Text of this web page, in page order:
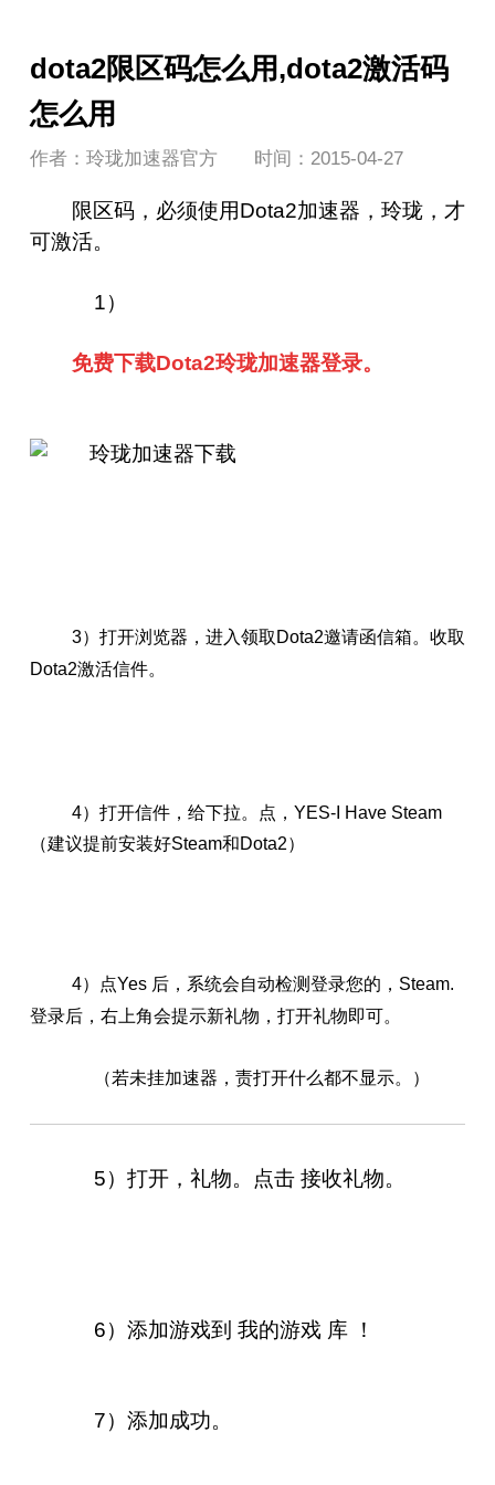
dota2限区码怎么用,dota2激活码
怎么用
作者：玲珑加速器官方 时间：2015-04-27
限区码，必须使用Dota2加速器，玲珑，才
可激活。
1）
免费下载Dota2玲珑加速器登录。
3）打开浏览器，进入领取Dota2邀请函信箱。收取
Dota2激活信件。
4）打开信件，给下拉。点，YES-I Have Steam
（建议提前安装好Steam和Dota2）
4）点Yes 后，系统会自动检测登录您的，Steam.
登录后，右上角会提示新礼物，打开礼物即可。
（若未挂加速器，责打开什么都不显示。）
5）打开，礼物。点击 接收礼物。
6）添加游戏到 我的游戏 库 ！
7）添加成功。